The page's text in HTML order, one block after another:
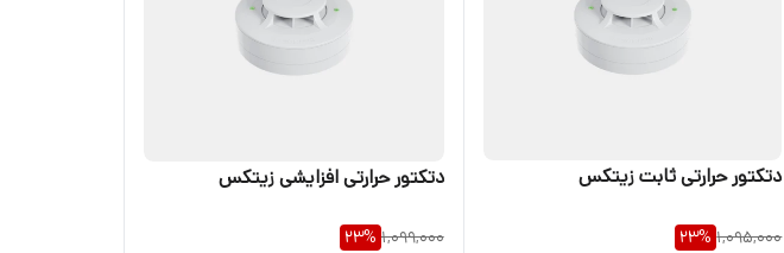
دتکتور حرارتی ثابت زیتکس
1,095,000
23%
دتکتور حرارتی افزایشی زیتکس
1,099,000
23%